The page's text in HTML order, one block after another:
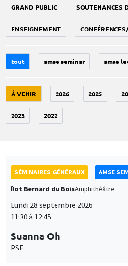
GRAND PUBLIC SOUTENANCES
ENSEIGNEMENT
tout amse seminar amse
À VENIR 2026 2025
2023 2022
SÉMINAIRES GÉNÉRAUX
AMSE
Îlot Bernard du BoisAmphithéâtre
Lundi 28 septembre 2026
11:30 à 12:45
Suanna Oh
PSE